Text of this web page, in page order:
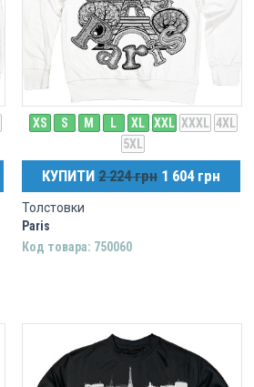
XS S M L XL XXL XXXL 4XL
5XL
КУПИТИ 2 224 грн 1 604 грн
Толстовки
Paris
Код товара: 750060